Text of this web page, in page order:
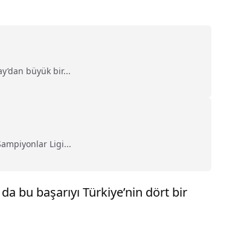
büyük bir...
Ligi...
bu başarıyı Türkiye’nin dört bir